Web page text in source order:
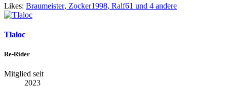
Likes: Braumeister, Zocker1998, Ralf61 und 4 andere
Tlaloc
Re-Rider
Mitglied seit
2023